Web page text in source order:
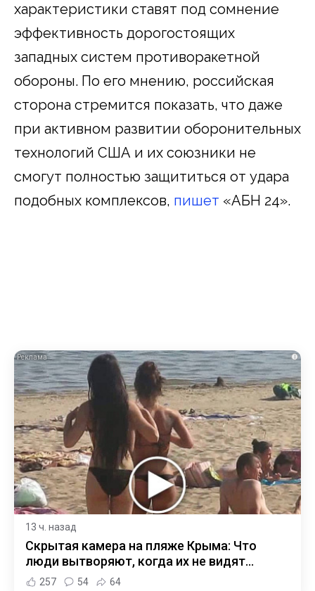
характеристики ставят под сомнение
эффективность дорогостоящих
западных систем противоракетной
обороны. По его мнению, российская
сторона стремится показать, что даже
при активном развитии оборонительных
технологий США и их союзники не
смогут полностью защититься от удара
подобных комплексов, пишет «АБН 24».
i
13 ч. назад
Скрытая камера на пляже Крыма: Что
люди вытворяют, когда их не видят...
257 54 64